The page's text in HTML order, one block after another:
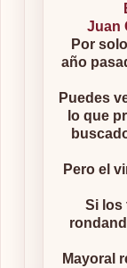
Juan
Por
año
Puedes
lo que
Pero el
Si los
Mayoral